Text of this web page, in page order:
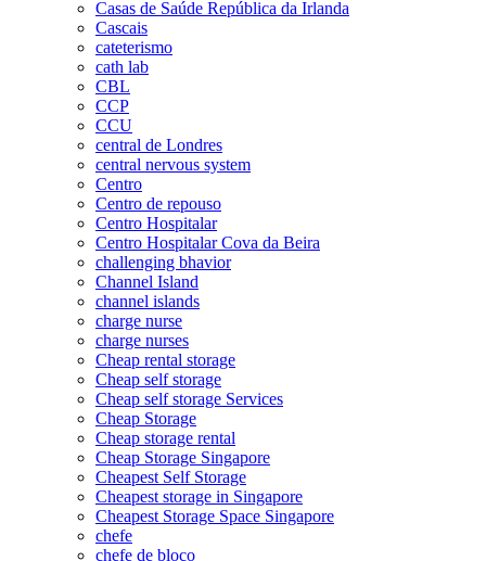
Casas de Saúde República da Irlanda
Cascais
cateterismo
cath lab
CBL
CCP
CCU
central de Londres
central nervous system
Centro
Centro de repouso
Centro Hospitalar
Centro Hospitalar Cova da Beira
challenging bhavior
Channel Island
channel islands
charge nurse
charge nurses
Cheap rental storage
Cheap self storage
Cheap self storage Services
Cheap Storage
Cheap storage rental
Cheap Storage Singapore
Cheapest Self Storage
Cheapest storage in Singapore
Cheapest Storage Space Singapore
chefe
chefe de bloco